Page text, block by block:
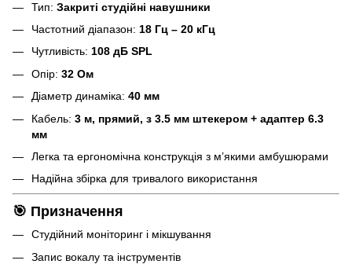
Тип: Закриті студійні навушники
Частотний діапазон: 18 Гц – 20 кГц
Чутливість: 108 дБ SPL
Опір: 32 Ом
Діаметр динаміка: 40 мм
Кабель: 3 м, прямий, з 3.5 мм штекером + адаптер 6.3
мм
Легка та ергономічна конструкція з м’якими амбушюрами
Надійна збірка для тривалого використання
🎯 Призначення
Студійний моніторинг і мікшування
Запис вокалу та інструментів